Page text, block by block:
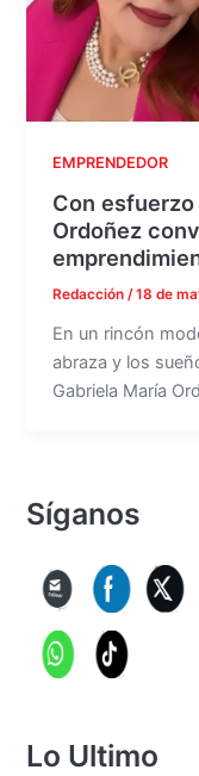
EMPRENDEDOR
Con
Ordoñez
Redacción/18 de
En un rincón
abraza y los
Gabriela María
Síganos
Lo Ultimo